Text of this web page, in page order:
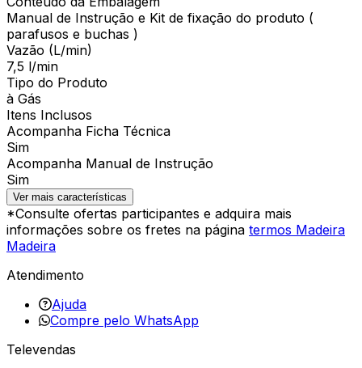
Manual de Instrução e Kit de fixação do produto (
parafusos e buchas )
Vazão (L/min)
7,5 l/min
Tipo do Produto
à Gás
Itens Inclusos
Acompanha Ficha Técnica
Sim
Acompanha Manual de Instrução
Sim
Ver mais características
*Consulte ofertas participantes e adquira mais
informações sobre os fretes na página termos Madeira
Madeira
Atendimento
Ajuda
Compre pelo WhatsApp
Televendas